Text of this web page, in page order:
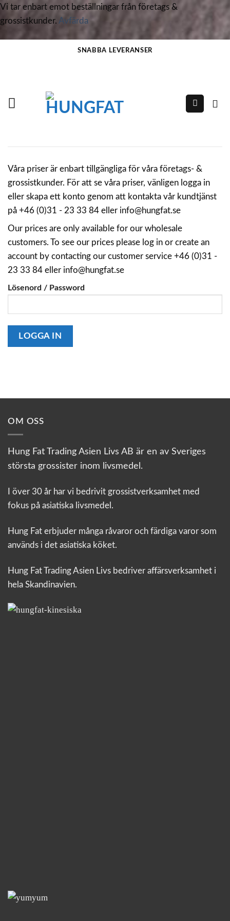
Vi tar enbart emot beställningar från företags &
grossistkunder. Avfärda
SNABBA LEVERANSER
Våra priser är enbart tillgängliga för våra företags- &
grossistkunder. För att se våra priser, vänligen logga in
eller skapa ett konto genom att kontakta vår kundtjänst
på +46 (0)31 - 23 33 84 eller info@hungfat.se
Our prices are only available for our wholesale
customers. To see our prices please log in or create an
account by contacting our customer service +46 (0)31 -
23 33 84 eller info@hungfat.se
Lösenord / Password
OM OSS
Hung Fat Trading Asien Livs AB är en av Sveriges
största grossister inom livsmedel.
I över 30 år har vi bedrivit grossistverksamhet med
fokus på asiatiska livsmedel.
Hung Fat erbjuder många råvaror och färdiga varor som
används i det asiatiska köket.
Hung Fat Trading Asien Livs bedriver affärsverksamhet i
hela Skandinavien.